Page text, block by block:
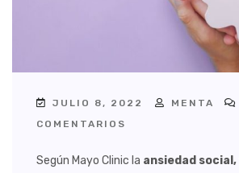
JULIO 8, 2022 MENTA
COMENTARIOS
Según Mayo Clinic la ansiedad social,